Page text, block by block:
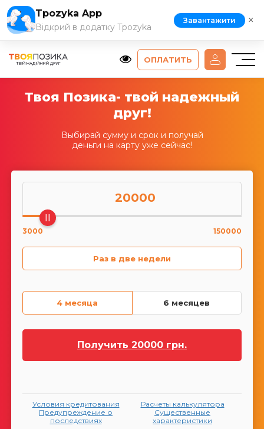
ОПЛАТИТЬ
Твоя Позика- твой надежный
друг!
Выбирай сумму и срок и получай
деньги на карту уже сейчас!
20000
3000 150000
Раз в две недели
4 месяца 6 месяцев
Получить 20000 грн.
Условия кредитования
Расчеты калькулятора
Предупреждение о
последствиях
Существенные
характеристики
Tpozyka App
Відкрий в додатку Tpozyka
Завантажити ×